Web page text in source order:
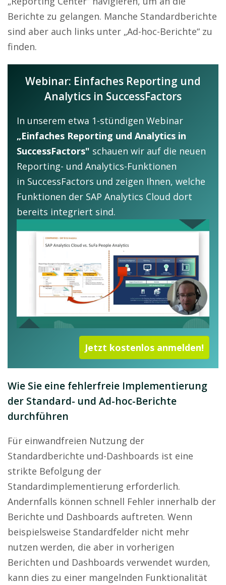
Berichte zu gelangen. Manche Standardberichte
sind aber auch links unter „Ad-hoc-Berichte“ zu
finden.
Webinar: Einfaches Reporting und
Analytics in SuccessFactors
In unserem etwa 1-stündigen Webinar
„Einfaches Reporting und Analytics in
SuccessFactors" schauen wir auf die neuen
Reporting- und Analytics-Funktionen
in SuccessFactors und zeigen Ihnen, welche
Funktionen der SAP Analytics Cloud dort
bereits integriert sind.
Jetzt kostenlos anmelden!
Wie Sie eine fehlerfreie Implementierung
der Standard- und Ad-hoc-Berichte
durchführen
Für einwandfreien Nutzung der
Standardberichte und-Dashboards ist eine
strikte Befolgung der
Standardimplementierung erforderlich.
Andernfalls können schnell Fehler innerhalb der
Berichte und Dashboards auftreten. Wenn
beispielsweise Standardfelder nicht mehr
nutzen werden, die aber in vorherigen
Berichten und Dashboards verwendet wurden,
kann dies zu einer mangelnden Funktionalität